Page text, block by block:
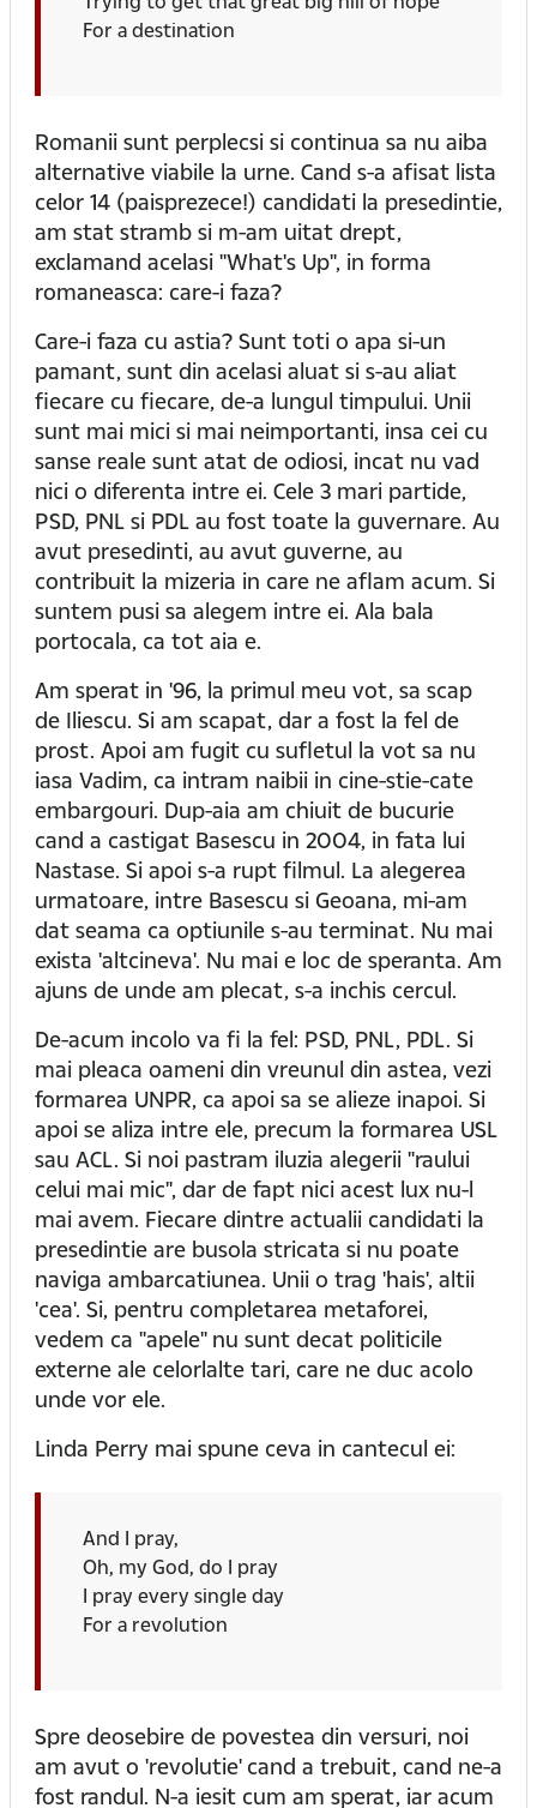
For a destination
Romanii sunt perplecsi si continua sa nu aiba
alternative viabile la urne. Cand s-a afisat lista
celor 14 (paisprezece!) candidati la presedintie,
am stat stramb si m-am uitat drept,
exclamand acelasi "What's Up", in forma
romaneasca: care-i faza?
Care-i faza cu astia? Sunt toti o apa si-un
pamant, sunt din acelasi aluat si s-au aliat
fiecare cu fiecare, de-a lungul timpului. Unii
sunt mai mici si mai neimportanti, insa cei cu
sanse reale sunt atat de odiosi, incat nu vad
nici o diferenta intre ei. Cele 3 mari partide,
PSD, PNL si PDL au fost toate la guvernare. Au
avut presedinti, au avut guverne, au
contribuit la mizeria in care ne aflam acum. Si
suntem pusi sa alegem intre ei. Ala bala
portocala, ca tot aia e.
Am sperat in '96, la primul meu vot, sa scap
de Iliescu. Si am scapat, dar a fost la fel de
prost. Apoi am fugit cu sufletul la vot sa nu
iasa Vadim, ca intram naibii in cine-stie-cate
embargouri. Dup-aia am chiuit de bucurie
cand a castigat Basescu in 2004, in fata lui
Nastase. Si apoi s-a rupt filmul. La alegerea
urmatoare, intre Basescu si Geoana, mi-am
dat seama ca optiunile s-au terminat. Nu mai
exista 'altcineva'. Nu mai e loc de speranta. Am
ajuns de unde am plecat, s-a inchis cercul.
De-acum incolo va fi la fel: PSD, PNL, PDL. Si
mai pleaca oameni din vreunul din astea, vezi
formarea UNPR, ca apoi sa se alieze inapoi. Si
apoi se aliza intre ele, precum la formarea USL
sau ACL. Si noi pastram iluzia alegerii "raului
celui mai mic", dar de fapt nici acest lux nu-l
mai avem. Fiecare dintre actualii candidati la
presedintie are busola stricata si nu poate
naviga ambarcatiunea. Unii o trag 'hais', altii
'cea'. Si, pentru completarea metaforei,
vedem ca "apele" nu sunt decat politicile
externe ale celorlalte tari, care ne duc acolo
unde vor ele.
Linda Perry mai spune ceva in cantecul ei:
And I pray,
Oh, my God, do I pray
I pray every single day
For a revolution
Spre deosebire de povestea din versuri, noi
am avut o 'revolutie' cand a trebuit, cand ne-a
fost randul. N-a iesit cum am sperat, iar acum